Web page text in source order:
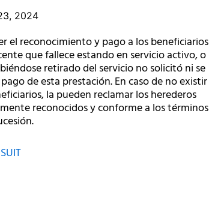
2024
el reconocimiento y pago a los beneficiarios
que fallece estando en servicio activo, o
retirado del servicio no solicitó ni se
de esta prestación. En caso de no existir
la pueden reclamar los herederos
reconocidos y conforme a los términos